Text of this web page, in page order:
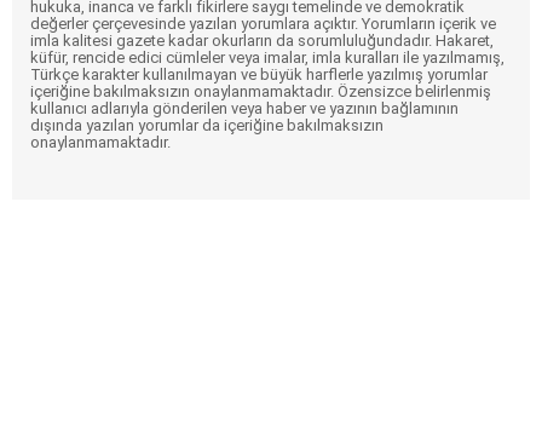
hukuka, inanca ve farklı fikirlere saygı temelinde ve demokratik
değerler çerçevesinde yazılan yorumlara açıktır. Yorumların içerik ve
imla kalitesi gazete kadar okurların da sorumluluğundadır. Hakaret,
küfür, rencide edici cümleler veya imalar, imla kuralları ile yazılmamış,
Türkçe karakter kullanılmayan ve büyük harflerle yazılmış yorumlar
içeriğine bakılmaksızın onaylanmamaktadır. Özensizce belirlenmiş
kullanıcı adlarıyla gönderilen veya haber ve yazının bağlamının
dışında yazılan yorumlar da içeriğine bakılmaksızın
onaylanmamaktadır.